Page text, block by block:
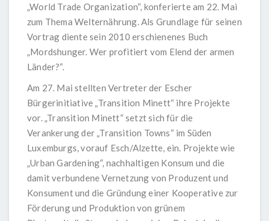
„World Trade Organization“, konferierte am 22. Mai
zum Thema Welternährung. Als Grundlage für seinen
Vortrag diente sein 2010 erschienenes Buch
„Mordshunger. Wer profitiert vom Elend der armen
Länder?“.
Am 27. Mai stellten Vertreter der Escher
Bürgerinitiative „Transition Minett“ ihre Projekte
vor. „Transition Minett“ setzt sich für die
Verankerung der „Transition Towns“ im Süden
Luxemburgs, vorauf Esch/Alzette, ein. Projekte wie
„Urban Gardening“, nachhaltigen Konsum und die
damit verbundene Vernetzung von Produzent und
Konsument und die Gründung einer Kooperative zur
Förderung und Produktion von grünem